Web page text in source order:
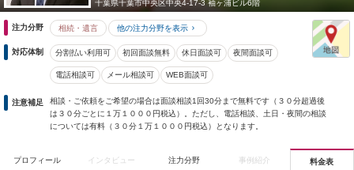
千葉県千葉市中央区中央4-17-3 袖ヶ浦ビル6階
注力分野 相続・遺言 他の注力分野を表示
対応体制 分割払い利用可 初回面談無料 休日面談可 夜間面談可
電話相談可 メール相談可 WEB面談可
注意補足
相談・ご依頼をご希望の場合は面談相談1回30分まで無料です（３０分超過後
は３０分ごとに１万１０００円税込）。ただし、電話相談、土日・夜間の相談
については有料（３０分１万１０００円税込）となります。
プロフィール インタビュー 注力分野 事例紹介 料金表